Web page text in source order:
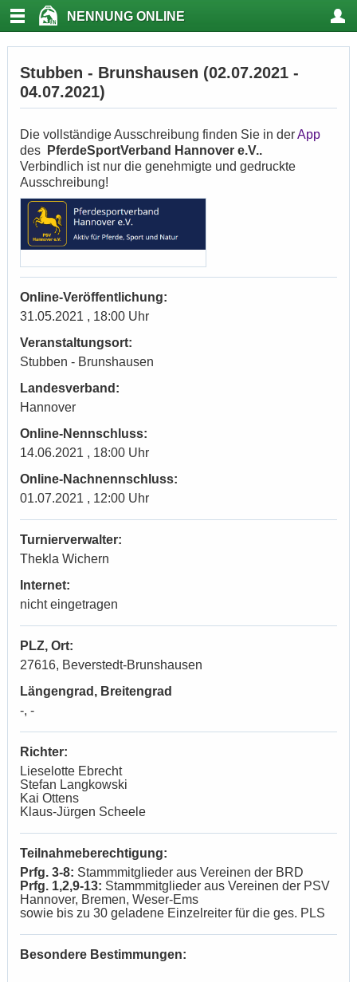
NENNUNG ONLINE
Stubben - Brunshausen (02.07.2021 -
04.07.2021)
Die vollständige Ausschreibung finden Sie in derApp
des
PferdeSportVerband Hannover e.V..
Verbindlich ist nur die genehmigte und gedruckte
Ausschreibung!
Online-Veröffentlichung:
31.05.2021 , 18:00 Uhr
Veranstaltungsort:
Stubben - Brunshausen
Landesverband:
Hannover
Online-Nennschluss:
14.06.2021 , 18:00 Uhr
Online-Nachnennschluss:
01.07.2021 , 12:00 Uhr
Turnierverwalter:
Thekla Wichern
Internet:
nicht eingetragen
PLZ, Ort:
27616, Beverstedt-Brunshausen
Längengrad, Breitengrad
-, -
Richter:
Lieselotte Ebrecht
Stefan Langkowski
Kai Ottens
Klaus-Jürgen Scheele
Teilnahmeberechtigung:
Prfg. 3-8: Stammmitglieder aus Vereinen der BRD
Prfg. 1,2,9-13: Stammmitglieder aus Vereinen der PSV
Hannover, Bremen, Weser-Ems
sowie bis zu 30 geladene Einzelreiter für die ges. PLS
Besondere Bestimmungen: